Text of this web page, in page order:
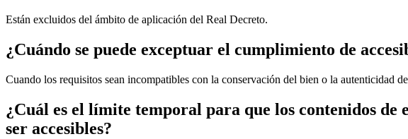
Están excluidos del ámbito de aplicación del Real Decreto.
¿Cuándo se puede exceptuar el cumplimiento de
Cuando los requisitos sean incompatibles con la conservación del bien o la autenticidad
¿Cuál es el límite temporal para que los contenidos de
ser accesibles?